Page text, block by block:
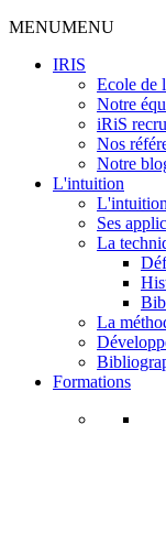
MENUMENU
IRIS
Ecole de
Notre
iRiS
Nos
Notre
L'intuition
Ses
La
La
Formations